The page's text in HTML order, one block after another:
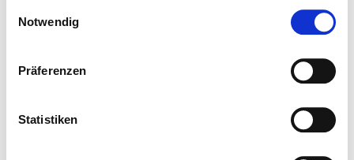
Notwendig
Präferenzen
Statistiken